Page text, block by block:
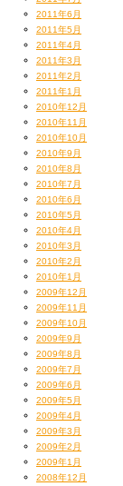
2011年6月
2011年5月
2011年4月
2011年3月
2011年2月
2011年1月
2010年12月
2010年11月
2010年10月
2010年9月
2010年8月
2010年7月
2010年6月
2010年5月
2010年4月
2010年3月
2010年2月
2010年1月
2009年12月
2009年11月
2009年10月
2009年9月
2009年8月
2009年7月
2009年6月
2009年5月
2009年4月
2009年3月
2009年2月
2009年1月
2008年12月